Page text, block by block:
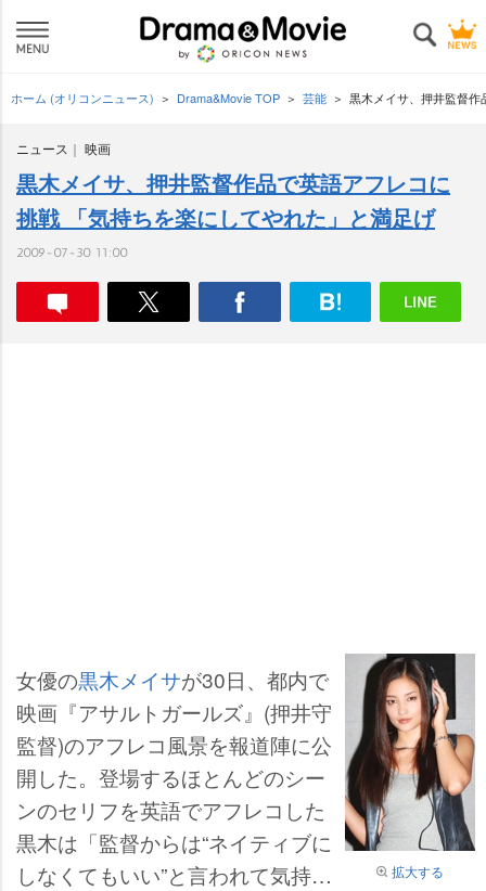
ホーム (オリコンニュース) Drama&Movie TOP 芸能 黒木メイサ、押井監督
ニュース 映画
黒木メイサ、押井監督作品で英語アフレコに
挑戦 「気持ちを楽にしてやれた」と満足げ
2009-07-30 11:00
拡大する
女優の黒木メイサが30日、都内で
映画『アサルトガールズ』(押井守
監督)のアフレコ風景を報道陣に公
開した。登場するほとんどのシー
ンのセリフを英語でアフレコした
黒木は「監督からは“ネイティブに
しなくてもいい”と言われて気持ち